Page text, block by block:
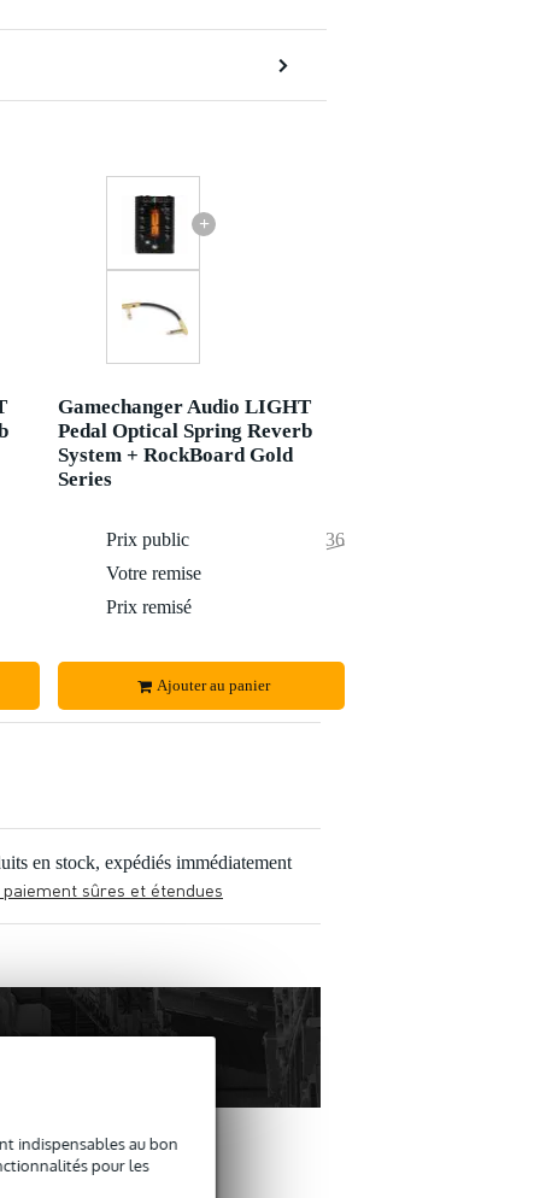
indispensables au bon
pour les
+
Gamechanger Audio LIGHT
Pedal Optical Spring Reverb
System + RockBoard Gold
Series
Prix public
367,30 €
Votre remise
Prix remisé
Ajouter au panier
en stock, expédiés immédiatement
sûres et étendues